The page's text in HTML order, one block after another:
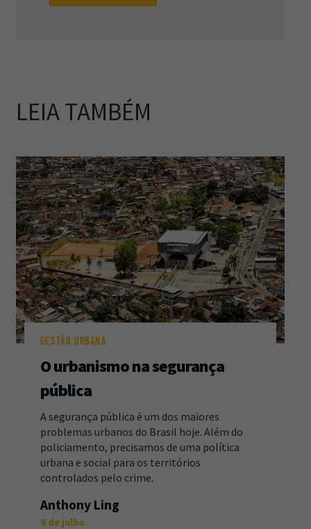
LEIA TAMBÉM
GESTÃO URBANA
O urbanismo na segurança
pública
A segurança pública é um dos maiores
problemas urbanos do Brasil hoje. Além do
policiamento, precisamos de uma política
urbana e social para os territórios
controlados pelo crime.
Anthony Ling
9 de julho